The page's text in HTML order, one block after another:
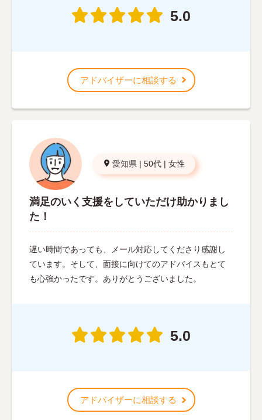
5.0
アドバイザーに相談する
愛知県 | 50代 | 女性
満足のいく支援をしていただけ助かりまし
た！
遅い時間であっても、メール対応してくださり感謝し
ています。そして、面接に向けてのアドバイスもとて
も心強かったです。ありがとうございました。
5.0
アドバイザーに相談する